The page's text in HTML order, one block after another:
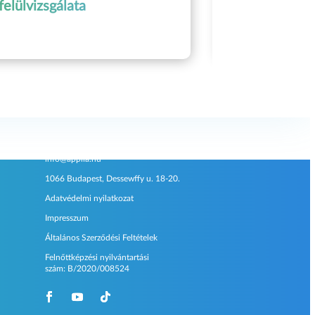
info@applia.hu
1066 Budapest, Dessewffy u. 18-20.
Adatvédelmi nyilatkozat
Impresszum
Általános Szerződési Feltételek
Felnőttképzési nyilvántartási
szám: B/2020/008524